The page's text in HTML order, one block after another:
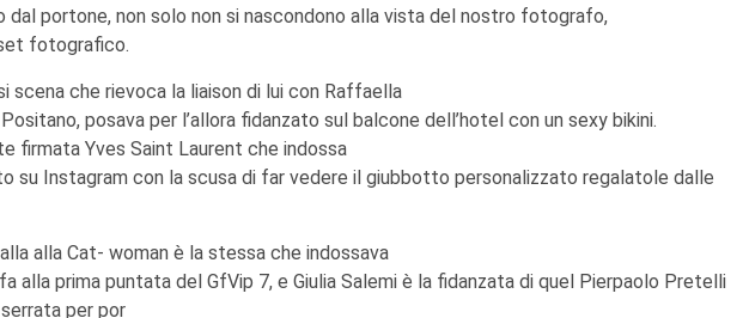
dal portone, non solo non si nascondono alla vista del nostro fotografo,
fotografico.
scena che rievoca la liaison di lui con Raffaella
posava per l’allora fidanzato sul balcone dell’hotel con un sexy bikini.
firmata Yves Saint Laurent che indossa
su Instagram con la scusa di far vedere il giubbotto personalizzato regalatole dalle
alla Cat- woman è la stessa che indossava
alla prima puntata del GfVip 7, e Giulia Salemi è la fidanzata di quel Pierpaolo Pretelli
per por